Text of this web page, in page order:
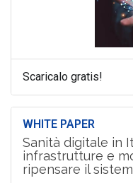
Scaricalo gratis!
WHITE PAPER
Sanità digitale in
infrastrutture e
ripensare il